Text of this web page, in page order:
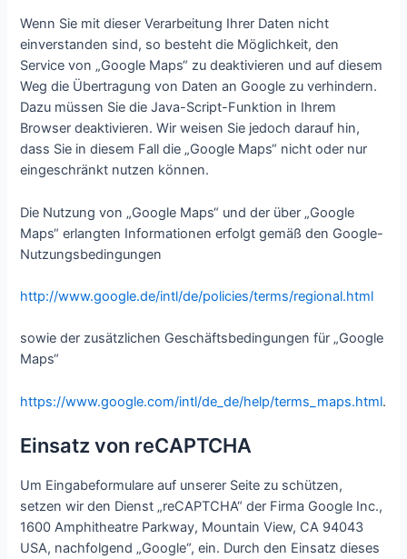
Wenn Sie mit dieser Verarbeitung Ihrer Daten nicht
einverstanden sind, so besteht die Möglichkeit, den
Service von „Google Maps“ zu deaktivieren und auf diesem
Weg die Übertragung von Daten an Google zu verhindern.
Dazu müssen Sie die Java-Script-Funktion in Ihrem
Browser deaktivieren. Wir weisen Sie jedoch darauf hin,
dass Sie in diesem Fall die „Google Maps“ nicht oder nur
eingeschränkt nutzen können.
Die Nutzung von „Google Maps“ und der über „Google
Maps“ erlangten Informationen erfolgt gemäß den Google-
Nutzungsbedingungen
http://www.google.de/intl/de/policies/terms/regional.html
sowie der zusätzlichen Geschäftsbedingungen für „Google
Maps“
https://www.google.com/intl/de_de/help/terms_maps.html.
Einsatz von reCAPTCHA
Um Eingabeformulare auf unserer Seite zu schützen,
setzen wir den Dienst „reCAPTCHA“ der Firma Google Inc.,
1600 Amphitheatre Parkway, Mountain View, CA 94043
USA, nachfolgend „Google“, ein. Durch den Einsatz dieses